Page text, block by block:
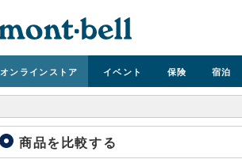
オンラインストア イベント 保険 宿泊
商品を比較する